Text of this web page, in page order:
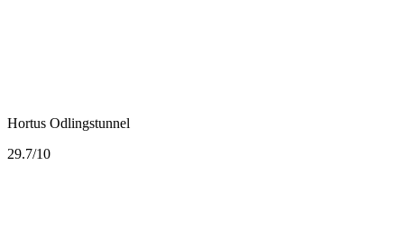
Hortus Odlingstunnel
29.7/10